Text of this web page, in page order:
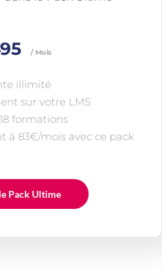
/ Mois
illimité
sur votre LMS
formations
à 83€/mois avec ce pack
Pack Ultime